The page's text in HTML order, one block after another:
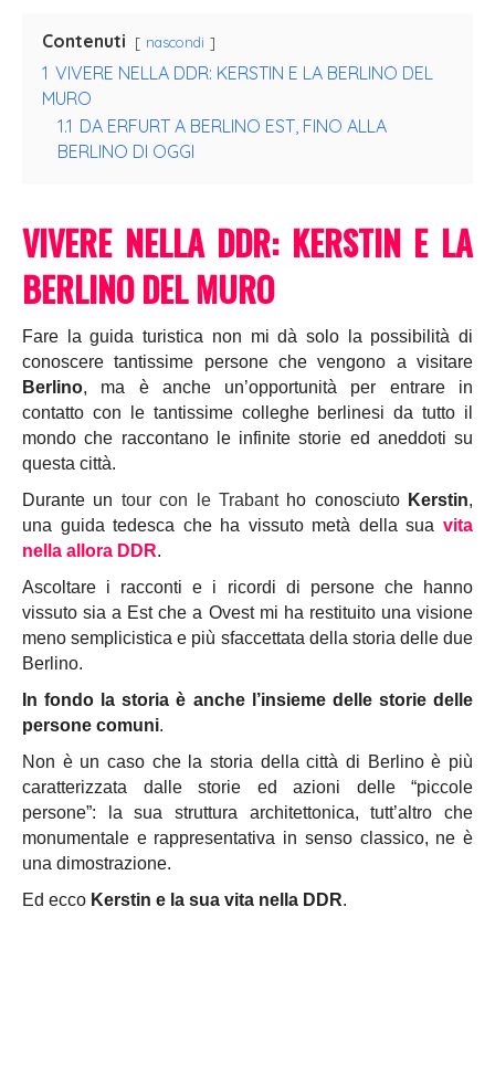
Contenuti nascondi
1 VIVERE NELLA DDR: KERSTIN E LA BERLINO DEL
MURO
1.1 DA ERFURT A BERLINO EST, FINO ALLA
BERLINO DI OGGI
VIVERE NELLA DDR: KERSTIN E LA
BERLINO DEL MURO
Fare la guida turistica non mi dà solo la possibilità di
conoscere tantissime persone che vengono a visitare
Berlino, ma è anche un’opportunità per entrare in
contatto con le tantissime colleghe berlinesi da tutto il
mondo che raccontano le infinite storie ed aneddoti su
questa città.
Durante un tour con le Trabantho conosciuto Kerstin,
una guida tedesca che ha vissuto metà della sua vita
nella allora DDR.
Ascoltare i racconti e i ricordi di persone che hanno
vissuto sia a Est che a Ovest mi ha restituito una visione
meno semplicistica e più sfaccettata della storia delle due
Berlino.
In fondo la storia è anche l’insieme delle storie delle
persone comuni.
Non è un caso che la storia della città di Berlino è più
caratterizzata dalle storie ed azioni delle “piccole
persone”: la sua struttura architettonica, tutt’altro che
monumentale e rappresentativa in senso classico, ne è
una dimostrazione.
Ed ecco Kerstin e la sua vita nella DDR.